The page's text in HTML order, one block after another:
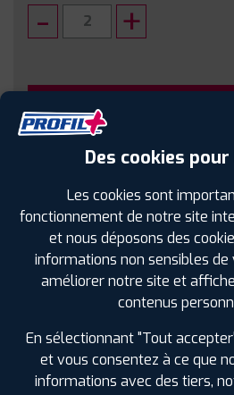
FAIRE INSTALLER
SPÉCIFICATIONS AVIS CLIENTS
Des cookies
Les cookies sont
fonctionnement de notre site
et nous déposons des
informations non sensibles
améliorer notre site et
contenus
En sélectionnant "Tout
et vous consentez à ce que
informations avec des tiers,